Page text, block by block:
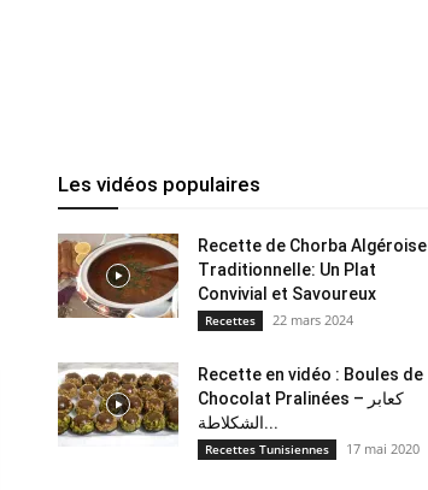
Les vidéos populaires
Recette de Chorba Algéroise
Traditionnelle: Un Plat
Convivial et Savoureux
Recettes 22 mars 2024
Recette en vidéo : Boules de
Chocolat Pralinées – كعابر
الشكلاطة...
Recettes Tunisiennes 17 mai 2020